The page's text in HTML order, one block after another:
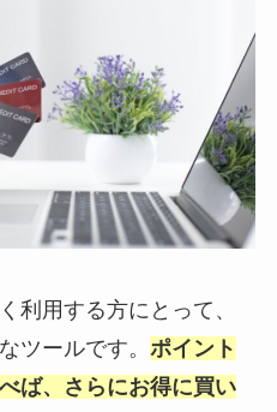
利用する方にとって、
ツールです。 ポイント
ば、さらにお得に買い